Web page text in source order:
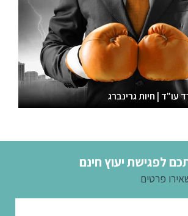
עו"ד | חיות גרינברג
לפגישת יעוץ חינם
פרטים